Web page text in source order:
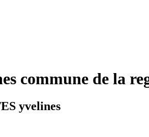
commune de la
yvelines